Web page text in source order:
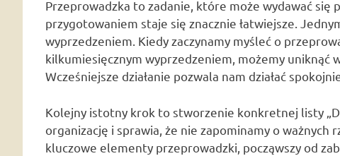
Przeprowadzka to zadanie, które może wydawać się
przygotowaniem staje się znacznie łatwiejsze.
wyprzedzeniem. Kiedy zaczynamy myśleć o
kilkumiesięcznym wyprzedzeniem, możemy uniknąć
Wcześniejsze działanie pozwala nam działać
Kolejny istotny krok to stworzenie konkretnej listy
organizację i sprawia, że nie zapominamy o ważnych
kluczowe elementy przeprowadzki, począwszy od